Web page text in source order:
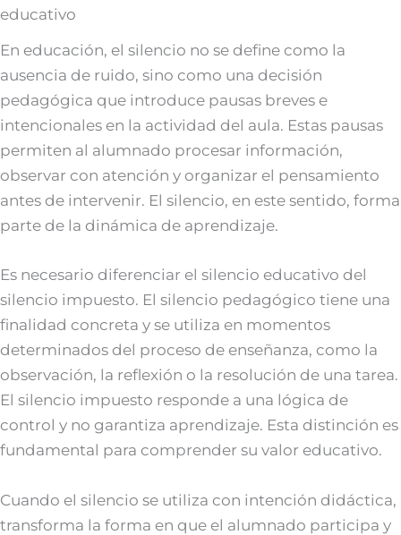
educativo
En educación, el silencio no se define como la
ausencia de ruido, sino como una decisión
pedagógica que introduce pausas breves e
intencionales en la actividad del aula. Estas pausas
permiten al alumnado procesar información,
observar con atención y organizar el pensamiento
antes de intervenir. El silencio, en este sentido, forma
parte de la dinámica de aprendizaje.
Es necesario diferenciar el silencio educativo del
silencio impuesto. El silencio pedagógico tiene una
finalidad concreta y se utiliza en momentos
determinados del proceso de enseñanza, como la
observación, la reflexión o la resolución de una tarea.
El silencio impuesto responde a una lógica de
control y no garantiza aprendizaje. Esta distinción es
fundamental para comprender su valor educativo.
Cuando el silencio se utiliza con intención didáctica,
transforma la forma en que el alumnado participa y